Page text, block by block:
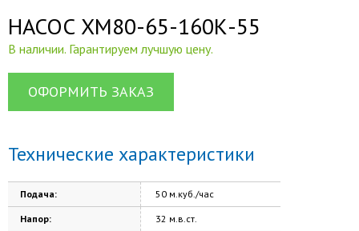
НАСОС ХМ80-65-160К-55
В наличии. Гарантируем лучшую цену.
ОФОРМИТЬ ЗАКАЗ
Технические характеристики
Подача: 50 м.куб./час
Напор: 32 м.в.ст.